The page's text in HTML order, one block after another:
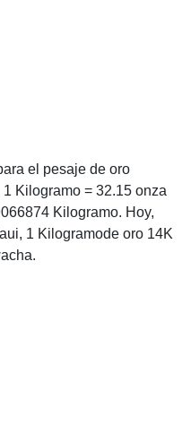
el pesaje de oro
Kilogramo = 32.15 onza
Kilogramo. Hoy,
1 Kilogramode oro 14K